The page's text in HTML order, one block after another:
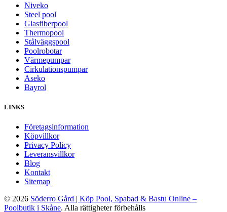
Niveko
Steel pool
Glasfiberpool
Thermopool
Stålväggspool
Poolrobotar
Värmepumpar
Cirkulationspumpar
Aseko
Bayrol
LINKS
Företagsinformation
Köpvillkor
Privacy Policy
Leveransvillkor
Blog
Kontakt
Sitemap
© 2026 Söderro Gård | Köp Pool, Spabad & Bastu Online –
Poolbutik i Skåne. Alla rättigheter förbehålls